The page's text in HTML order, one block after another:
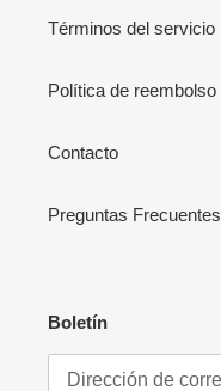
Términos del servicio
Política de reembolso
Contacto
Preguntas Frecuentes
Boletín